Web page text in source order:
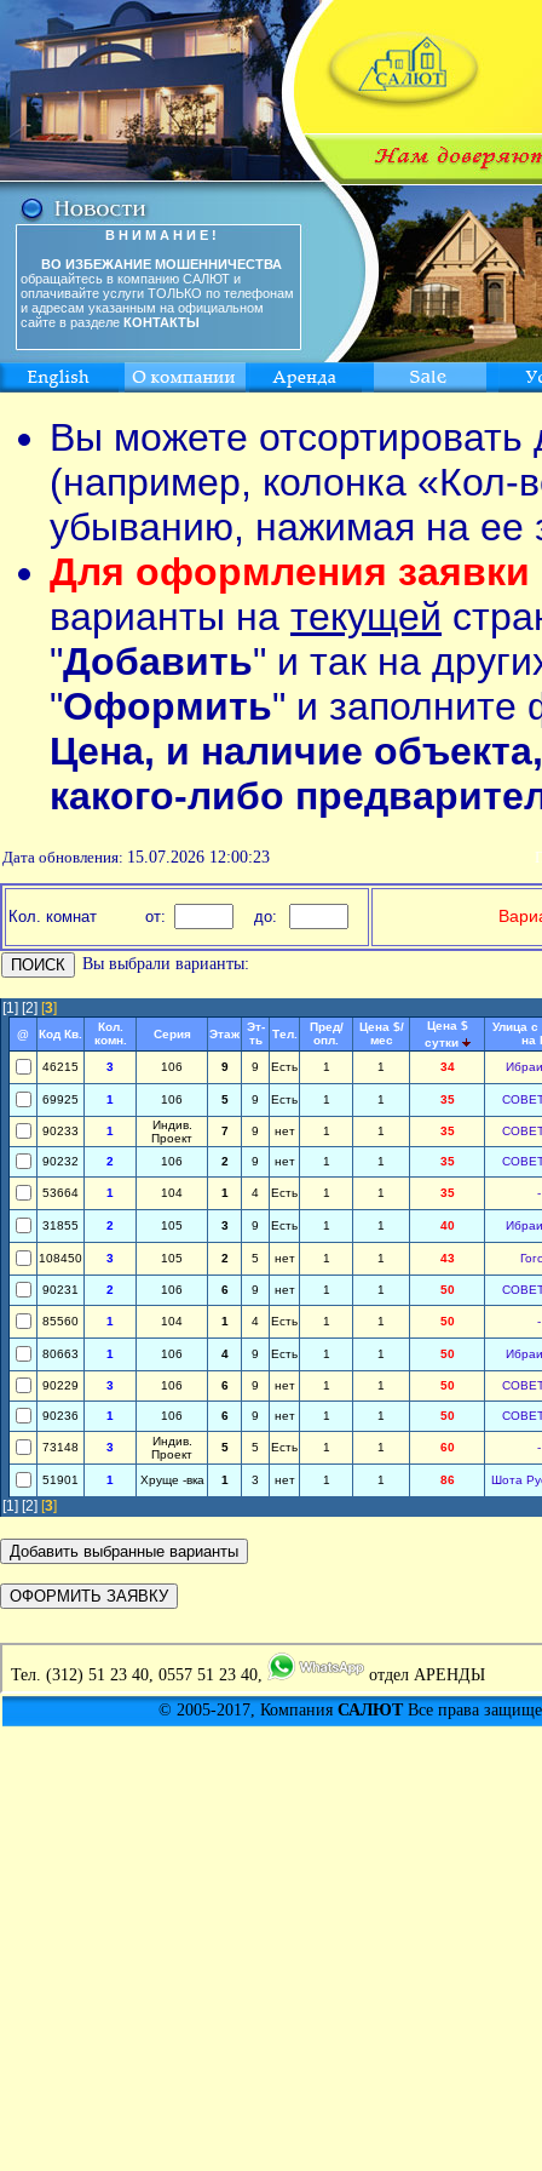
В Н И М А Н И Е !
ВО ИЗБЕЖАНИЕ МОШЕННИЧЕСТВА
обращайтесь в компанию САЛЮТ и
оплачивайте услуги ТОЛЬКО по телефонам
и адресам указанным на официальном
сайте в разделе КОНТАКТЫ
Вы можете
(например, колонка «Кол-
убыванию, нажимая на ее
Для оформления заявки
варианты на текущей
"Добавить" и так на
"Оформить" и заполните
Цена, и наличие
какого-либо
Дата обновления: 15.07.2026 12:00:23
Кол. комнат от: до:
Вы выбрали варианты:
[1] [2] [3]
@ Код Кв.
Кол.
комн.
Серия Этаж
Эт-
ть
Тел.
Пред/
опл.
Цена $/
мес
Цена $
сутки
Улица с
на
46215
3 106 9 9 Есть 1 1 34
69925 1 106 5 9 Есть 1 1 35
90233 1
Индив.
Проект
7 9 нет 1 1 35
90232 2 106 2 9 нет 1 1 35
53664 1 104 1 4 Есть 1 1 35 -
31855 2 105 3 9 Есть 1 1 40
108450 3 105 2 5 нет 1 1 43
90231 2 106 6 9 нет 1 1 50
85560 1 104 1 4 Есть 1 1 50 -
80663 1 106 4 9 Есть 1 1 50
90229 3 106 6 9 нет 1 1 50
90236 1 106 6 9 нет 1 1 50
73148 3
Индив.
Проект
5 5 Есть 1 1 60 -
51901 1 Хруще -вка 1 3 нет 1 1 86 Шота
[1] [2] [3]
Тел. (312) 51 23 40, 0557 51 23 40,
отдел АРЕНДЫ
© 2005-2017, Компания САЛЮТВсе права